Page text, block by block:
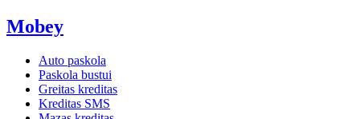
Mobey
Auto paskola
Paskola bustui
Greitas kreditas
Kreditas SMS